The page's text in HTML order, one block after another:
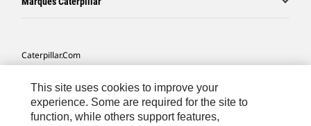
Caterpillar.com
Mes Préférences Marketing
Plan Du Site
This site uses cookies to improve your
experience. Some are required for the site to
function, while others support features,